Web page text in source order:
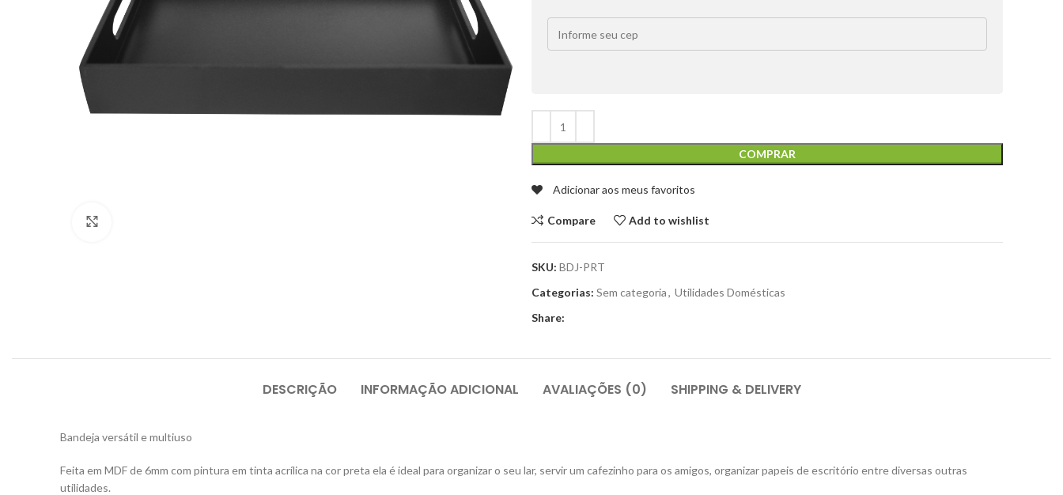
COMPRAR
Adicionar aos meus favoritos
Compare Add to wishlist
SKU: BDJ-PRT
Categorias: Sem categoria, Utilidades Domésticas
Share:
DESCRIÇÃO INFORMAÇÃO ADICIONAL AVALIAÇÕES (0) SHIPPING & DELIVERY
Bandeja versátil e multiuso
Feita em MDF de 6mm com pintura em tinta acrílica na cor preta ela é ideal para organizar o seu lar, servir um cafezinho para os amigos, organizar papeis de escritório entre diversas outras
utilidades.